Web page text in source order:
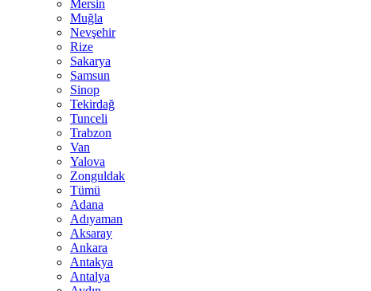
Mersin
Muğla
Nevşehir
Rize
Sakarya
Samsun
Sinop
Tekirdağ
Tunceli
Trabzon
Van
Yalova
Zonguldak
Tümü
Adana
Adıyaman
Aksaray
Ankara
Antakya
Antalya